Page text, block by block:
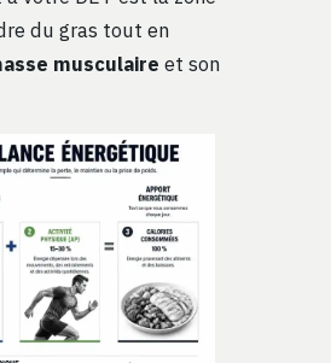
du gras tout en
musculaire et son